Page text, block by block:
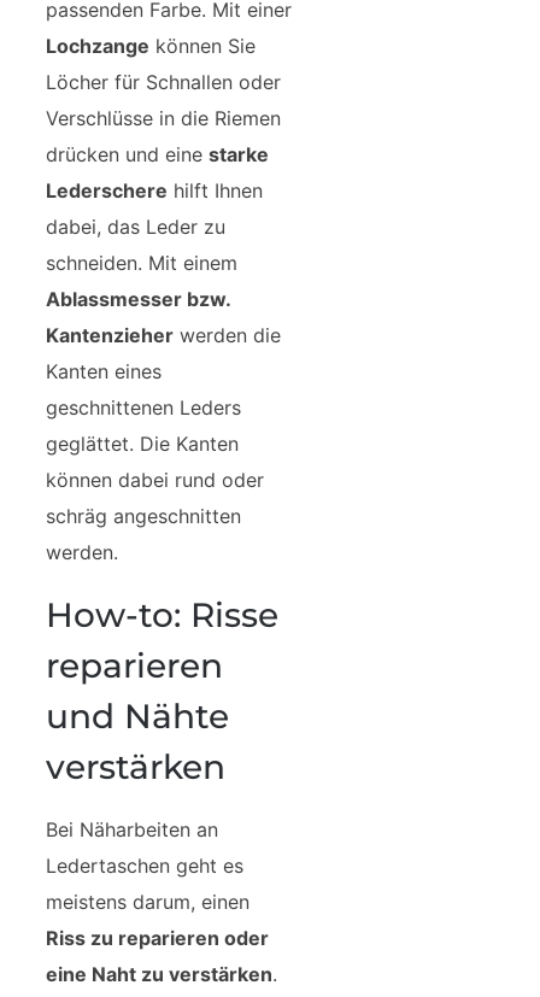
passenden Farbe. Mit einer
Lochzange können Sie
Löcher für Schnallen oder
Verschlüsse in die Riemen
drücken und eine starke
Lederschere hilft Ihnen
dabei, das Leder zu
schneiden. Mit einem
Ablassmesser bzw.
Kantenzieher werden die
Kanten eines
geschnittenen Leders
geglättet. Die Kanten
können dabei rund oder
schräg angeschnitten
werden.
How-to: Risse
reparieren
und Nähte
verstärken
Bei Näharbeiten an
Ledertaschen geht es
meistens darum, einen
Riss zu reparieren oder
eine Naht zu verstärken.